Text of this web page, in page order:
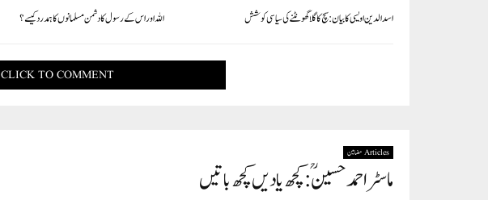
اسدالدین اویسی کا بیان: سچ کا گلا گھونٹنے کی سیاسی کوشش اللہ اور اس کے ر سول کا دشمن مسلمانوں کا ہمدرد کیسے؟
CLICK TO COMMENT
Articles مضامین
ماسٹر احمد حسینؒ : کچھ یادیں کچھ باتیں